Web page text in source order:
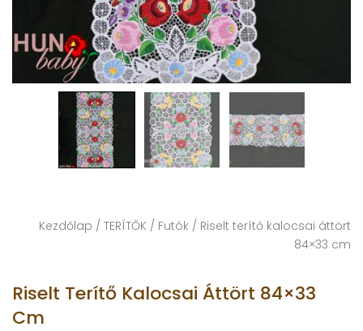
Kezdőlap / TERÍTŐK / Futók / Riselt terítő kalocsai áttört
84×33 cm
Riselt Terítő Kalocsai Áttört 84×33
Cm